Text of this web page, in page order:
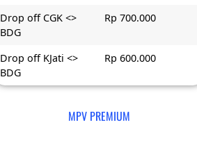
Drop off CGK <>
BDG
Rp 700.000
Drop off KJati <>
BDG
Rp 600.000
MPV PREMIUM